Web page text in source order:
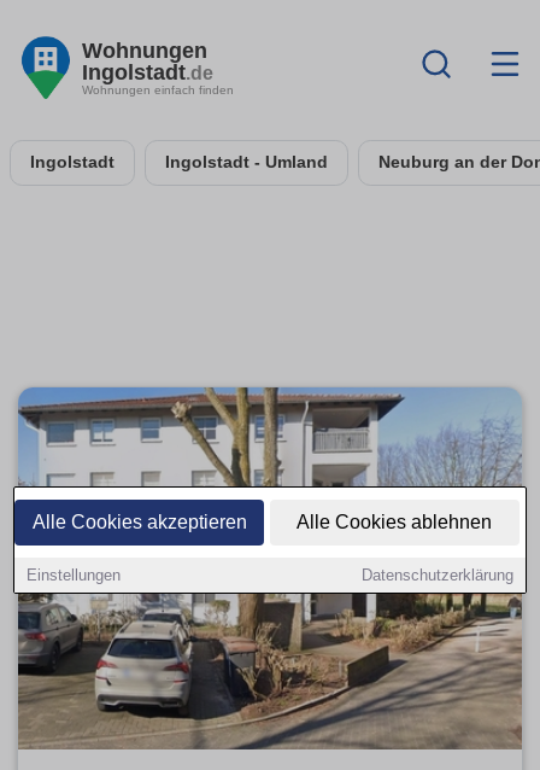
Alle Cookies akzeptieren Alle Cookies ablehnen
Einstellungen Datenschutzerklärung
Wohnungen
Ingolstadt.de
Wohnungen einfach finden
Ingolstadt Ingolstadt - Umland Neuburg an der